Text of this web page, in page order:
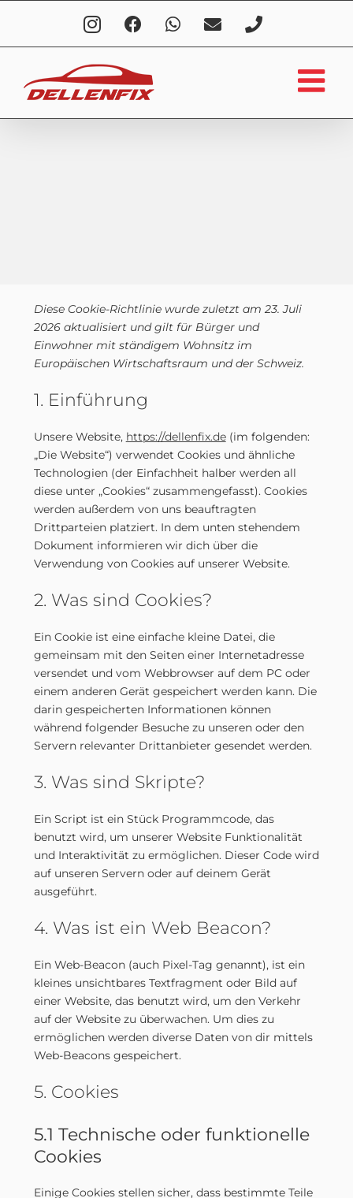
InstagramFacebookWhatsApp
E-
Telefon
Diese Cookie-Richtlinie wurde zuletzt am 23. Juli
2026 aktualisiert und gilt für Bürger und
Einwohner mit ständigem Wohnsitz im
Europäischen Wirtschaftsraum und der Schweiz.
1. Einführung
Unsere Website, https://dellenfix.de(im folgenden:
„Die Website“) verwendet Cookies und ähnliche
Technologien (der Einfachheit halber werden all
diese unter „Cookies“ zusammengefasst). Cookies
werden außerdem von uns beauftragten
Drittparteien platziert. In dem unten stehendem
Dokument informieren wir dich über die
Verwendung von Cookies auf unserer Website.
2. Was sind Cookies?
Ein Cookie ist eine einfache kleine Datei, die
gemeinsam mit den Seiten einer Internetadresse
versendet und vom Webbrowser auf dem PC oder
einem anderen Gerät gespeichert werden kann. Die
darin gespeicherten Informationen können
während folgender Besuche zu unseren oder den
Servern relevanter Drittanbieter gesendet werden.
3. Was sind Skripte?
Ein Script ist ein Stück Programmcode, das
benutzt wird, um unserer Website Funktionalität
und Interaktivität zu ermöglichen. Dieser Code wird
auf unseren Servern oder auf deinem Gerät
ausgeführt.
4. Was ist ein Web Beacon?
Ein Web-Beacon (auch Pixel-Tag genannt), ist ein
kleines unsichtbares Textfragment oder Bild auf
einer Website, das benutzt wird, um den Verkehr
auf der Website zu überwachen. Um dies zu
ermöglichen werden diverse Daten von dir mittels
Web-Beacons gespeichert.
5. Cookies
5.1 Technische oder funktionelle
Cookies
Einige Cookies stellen sicher, dass bestimmte Teile